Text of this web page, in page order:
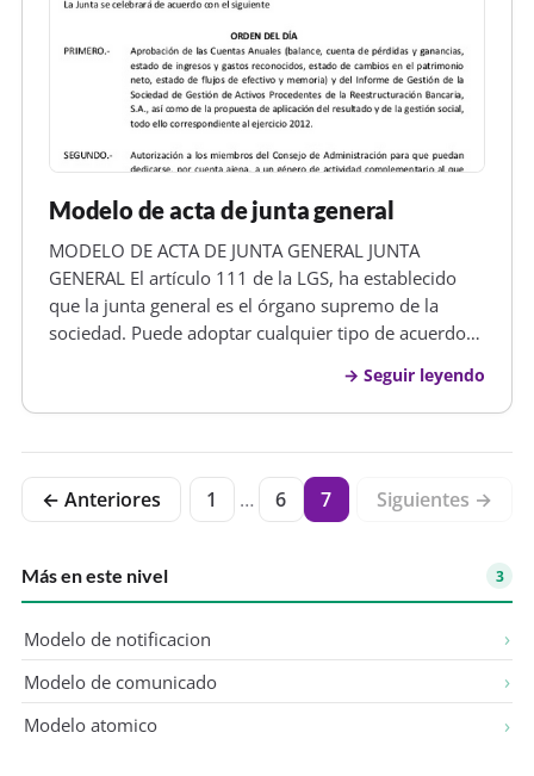
Modelo de acta de junta general
MODELO DE ACTA DE JUNTA GENERAL JUNTA
GENERAL El artículo 111 de la LGS, ha establecido
que la junta general es el órgano supremo de la
sociedad. Puede adoptar cualquier tipo de acuerdo
convocados Las convocatorias deben respetar los
quórum y el principio de publici…
Seguir leyendo
← Anteriores 1 … 6 7 Siguientes →
Más en este nivel 3
Modelo de notificacion
Modelo de comunicado
Modelo atomico